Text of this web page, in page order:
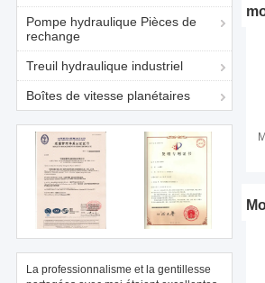
Pompe hydraulique Pièces de
rechange
Treuil hydraulique industriel
Boîtes de vitesse planétaires
La professionnalisme et la gentillesse